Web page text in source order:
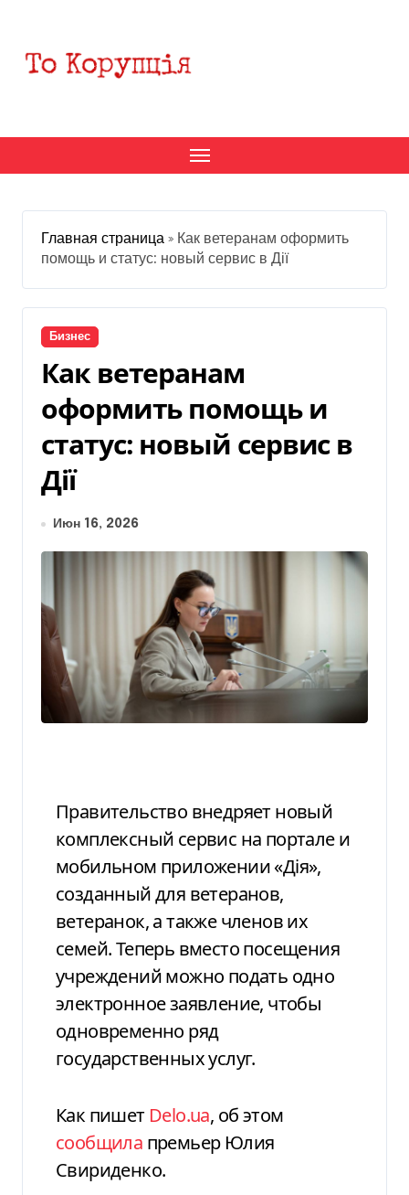
содержанию
Главная страница » Как ветеранам оформить
помощь и статус: новый сервис в Дії
Бизнес
Как ветеранам
оформить помощь и
статус: новый сервис в
Дії
Июн 16, 2026
Правительство внедряет новый
комплексный сервис на портале и
мобильном приложении «Дія»,
созданный для ветеранов,
ветеранок, а также членов их
семей. Теперь вместо посещения
учреждений можно подать одно
электронное заявление, чтобы
одновременно ряд
государственных услуг.
Как пишет Delo.ua, об этом
сообщила премьер Юлия
Свириденко.